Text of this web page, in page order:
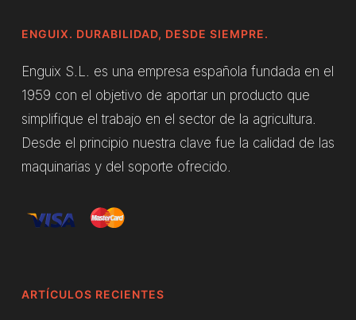
ENGUIX. DURABILIDAD, DESDE SIEMPRE.
Enguix S.L. es una empresa española fundada en el
1959 con el objetivo de aportar un producto que
simplifique el trabajo en el sector de la agricultura.
Desde el principio nuestra clave fue la calidad de las
maquinarias y del soporte ofrecido.
ARTÍCULOS RECIENTES